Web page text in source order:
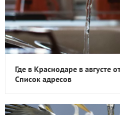
Где в Краснодаре в августе
Список адресов